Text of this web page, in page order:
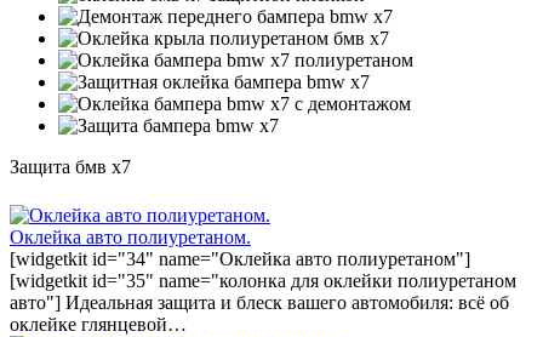
Защита бмв x7
Оклейка авто полиуретаном.
[widgetkit id="34" name="Оклейка авто полиуретаном"]
[widgetkit id="35" name="колонка для оклейки полиуретаном
авто"] Идеальная защита и блеск вашего автомобиля: всё об
оклейке глянцевой…